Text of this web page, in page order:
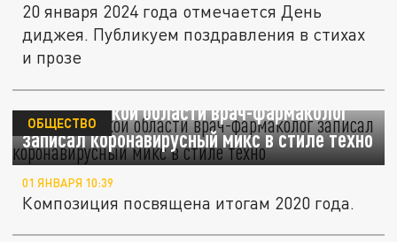
20 января 2024 года отмечается День
диджея. Публикуем поздравления в стихах
и прозе
В Челябинской области врач-фармаколог
записал коронавирусный микс в стиле техно
ОБЩЕСТВО
01 ЯНВАРЯ 10:39
Композиция посвящена итогам 2020 года.